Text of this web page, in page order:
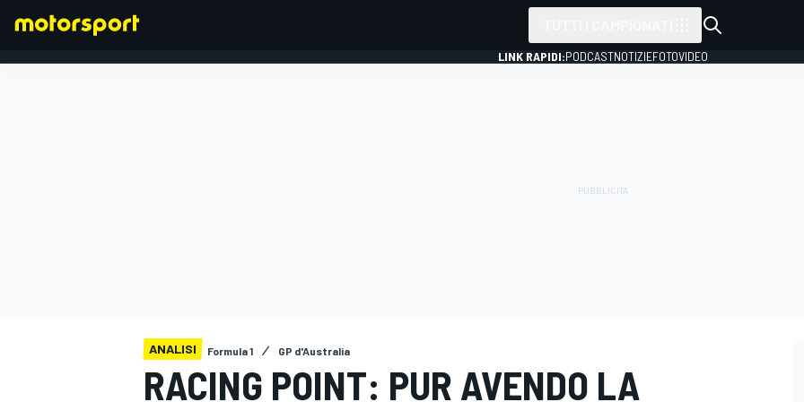
LINK RAPIDI:PODCASTNOTIZIEFOTOVIDEO
ANALISI Formula 1 GP d'Australia
RACING POINT: PUR AVENDO LA